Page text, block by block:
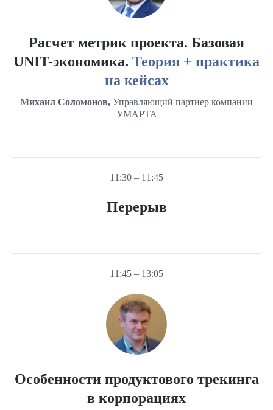
Расчет метрик проекта. Базовая
UNIT-экономика. Теория + практика
на кейсах
Михаил Соломонов, Управляющий партнер компании
УМАРТА
11:30 – 11:45
Перерыв
11:45 – 13:05
Особенности продуктового трекинга
в корпорациях